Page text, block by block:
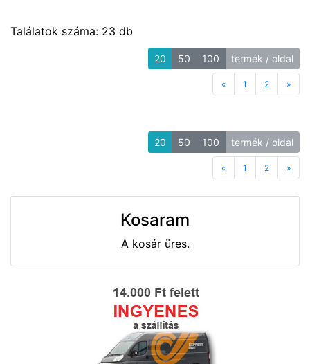
Találatok száma: 23 db
20 50 100 termék / oldal
« Previous
1 2 »
20 50 100 termék / oldal
« Previous
1 2 »
Kosaram
A kosár üres.